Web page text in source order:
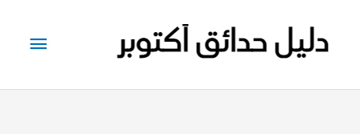
المحتوى